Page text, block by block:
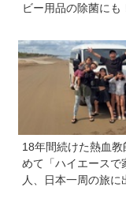
ビー用品の除菌にも
ーナー「Shell we
18年間続けた熱血教
めて「ハイエースで
人、日本一周の旅に